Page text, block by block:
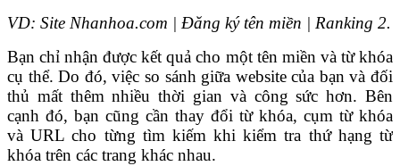
VD: Site Nhanhoa.com | Đăng ký tên miền | Ranking 2.
Bạn chỉ nhận được kết quả cho một tên miền và từ khóa
cụ thể. Do đó, việc so sánh giữa website của bạn và đối
thủ mất thêm nhiều thời gian và công sức hơn. Bên
cạnh đó, bạn cũng cần thay đổi từ khóa, cụm từ khóa
và URL cho từng tìm kiếm khi kiểm tra thứ hạng từ
khóa trên các trang khác nhau.